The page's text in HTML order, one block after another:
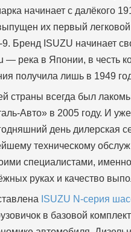
начинает с далёкого
их первый
Бренд ISUZU начинает
— река в Японии, в
получила лишь в 1949
страны всегда был
Авто» в 2005 году. И
день дилерская
техническому
специалистами,
руках и качество
ISUZU N-серия
в базовой